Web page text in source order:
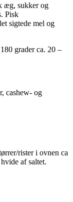
æg, sukker og
Pisk
sigtede mel og
grader ca. 20 –
cashew- og
rister i ovnen ca
af saltet.